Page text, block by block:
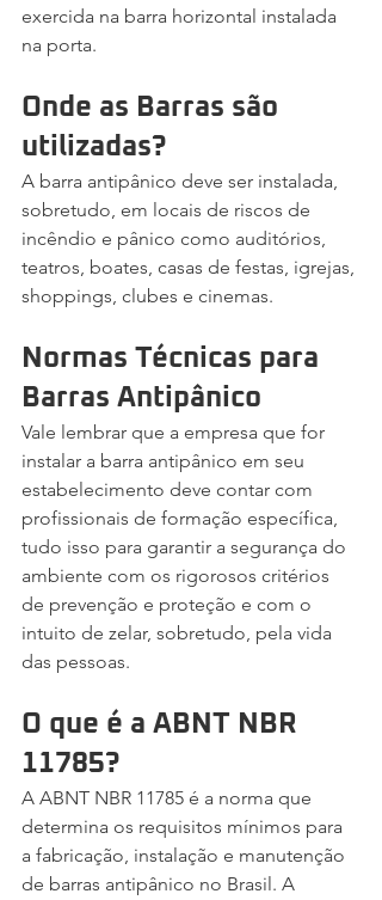
exercida na barra horizontal instalada
na porta.
Onde as Barras são
utilizadas?
A barra antipânico deve ser instalada,
sobretudo, em locais de riscos de
incêndio e pânico como auditórios,
teatros, boates, casas de festas, igrejas,
shoppings, clubes e cinemas.
Normas Técnicas para
Barras Antipânico
Vale lembrar que a empresa que for
instalar a barra antipânico em seu
estabelecimento deve contar com
profissionais de formação específica,
tudo isso para garantir a segurança do
ambiente com os rigorosos critérios
de prevenção e proteção e com o
intuito de zelar, sobretudo, pela vida
das pessoas.
O que é a ABNT NBR
11785?
A ABNT NBR 11785 é a norma que
determina os requisitos mínimos para
a fabricação, instalação e manutenção
de barras antipânico no Brasil. A